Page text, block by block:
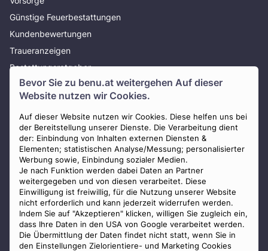
Bevor Sie zu benu.at weitergehen Auf dieser
Website nutzen wir Cookies.
Auf dieser Website nutzen wir Cookies. Diese helfen uns bei
der Bereitstellung unserer Dienste. Die Verarbeitung dient
der: Einbindung von Inhalten externen Diensten &
Elementen; statistischen Analyse/Messung; personalisierter
Werbung sowie, Einbindung sozialer Medien.
Je nach Funktion werden dabei Daten an Partner
weitergegeben und von diesen verarbeitet. Diese
Einwilligung ist freiwillig, für die Nutzung unserer Website
nicht erforderlich und kann jederzeit widerrufen werden.
Indem Sie auf "Akzeptieren" klicken, willigen Sie zugleich ein,
dass Ihre Daten in den USA von Google verarbeitet werden.
Die Übermittlung der Daten findet nicht statt, wenn Sie in
den Einstellungen Zielorientiere- und Marketing Cookies
Günstige Feuerbestattungen
Kundenbewertungen
Traueranzeigen
Bestattungsratgeber
Über uns
Presse
AGB
Impressum
Datenschutz
Widerrufsbelehrung
Zahlungsmöglichkeiten